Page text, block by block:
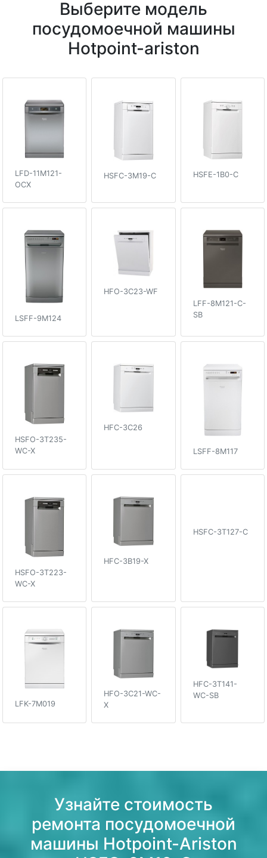
Выберите модель
посудомоечной машины
Hotpoint-ariston
LFD-11M121-
OCX
HSFC-3M19-C HSFE-1B0-C
LSFF-9M124
HFO-3C23-WF
LFF-8M121-C-
SB
HSFO-3T235-
WC-X
HFC-3C26
LSFF-8M117
HSFO-3T223-
WC-X
HFC-3B19-X
HSFC-3T127-C
LFK-7M019
HFO-3C21-WC-
X
HFC-3T141-
WC-SB
Узнайте стоимость
ремонта посудомоечной
машины Hotpoint-Ariston